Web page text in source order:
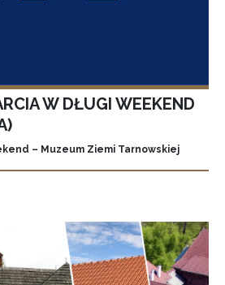
W DŁUGI WEEKEND
– Muzeum Ziemi Tarnowskiej